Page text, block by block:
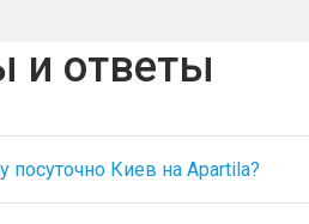
и ответы
Киев на Apartila?